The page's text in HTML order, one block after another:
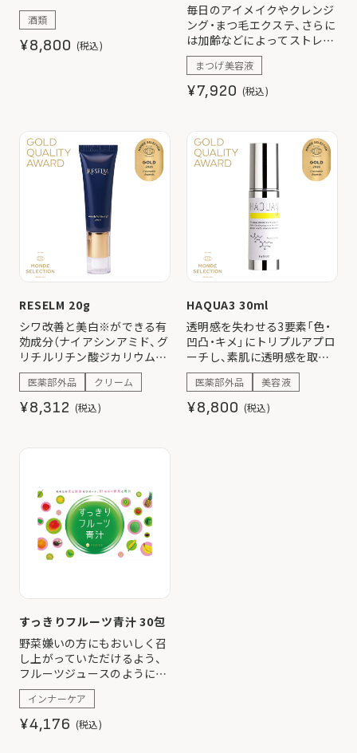
酒類
¥8,800 (税込)
毎日のアイメイクやクレンジ
ング・まつ毛エクステ、さらに
は加齢などによってストレス
やダメージを感じてしまった
まつ毛を優しくケア。
まつげ美容液
¥7,920 (税込)
RESELM 20g
シワ改善と美白※ができる有
効成分（ナイアシンアミド、グ
リチルリチン酸ジカリウム）
配合の美容クリームです。 ホ
ワイトフローラルのさりげな
い香りで気分もリフレッシ
ュ。
ミ・そばかすを防ぐ
医薬部外品 クリーム
¥8,312 (税込)
HAQUA3 30ml
透明感を失わせる3要素「色・
凹凸・キメ」にトリプルアプロ
ーチし、素肌に透明感を取り
戻す新発想の美白(*)美容液。
(*)メラニンの生成を抑え、シ
ミ・そばかすを防ぐ
医薬部外品 美容液
¥8,800 (税込)
すっきりフルーツ青汁 30包
野菜嫌いの方にもおいしく召
し上がっていただけるよう、
フルーツジュースのようにす
っきり爽やかな味わいを実
現。 81種類の酵素に乳酸菌、
ビタミンＣ・プラセンタエキ
ス・セラミドもプラスして、体
インナーケア
¥4,176 (税込)